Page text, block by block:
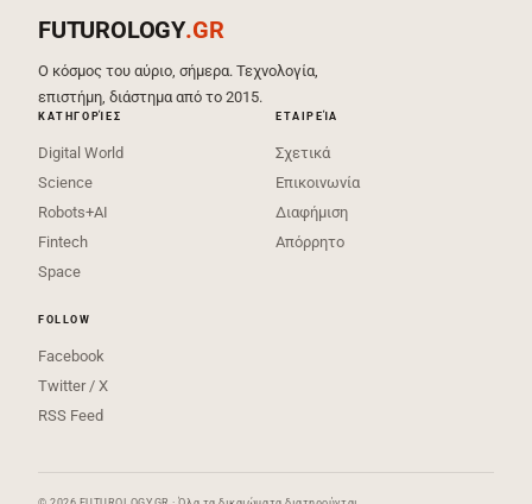
FUTUROLOGY.GR
Ο κόσμος του αύριο, σήμερα. Τεχνολογία,
επιστήμη, διάστημα από το 2015.
ΚΑΤΗΓΟΡΊΕΣ
Digital World
Science
Robots+AI
Fintech
Space
ΕΤΑΙΡΕΊΑ
Σχετικά
Επικοινωνία
Διαφήμιση
Απόρρητο
FOLLOW
Facebook
Twitter / X
RSS Feed